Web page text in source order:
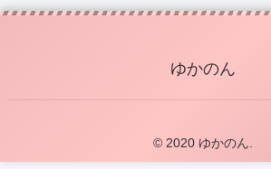
ゆかのん
© 2020 ゆかのん.